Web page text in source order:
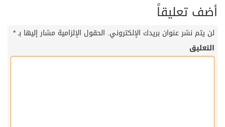
أضف تعليقاً
لن يتم نشر عنوان بريدك الإلكتروني. الحقول الإلزامية مشار إليها بـ*
التعليق